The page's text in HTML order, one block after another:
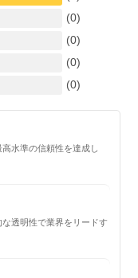
(0)
(0)
(0)
(0)
水準の信頼性を達成し
透明性で業界をリードす